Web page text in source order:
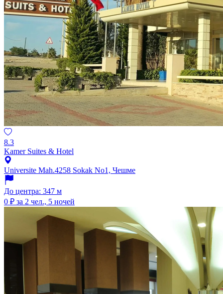
8.3
Kamer Suites & Hotel
Universite Mah.4258 Sokak No1, Чешме
До центра: 347 м
0 ₽ за 2 чел., 5 ночей